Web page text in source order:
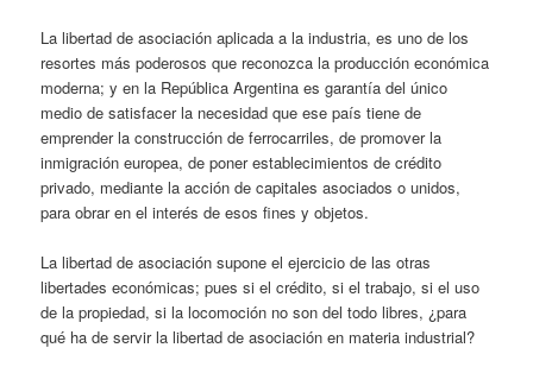
La libertad de asociación aplicada a la industria, es uno de los
resortes más poderosos que reconozca la producción económica
moderna; y en la República Argentina es garantía del único
medio de satisfacer la necesidad que ese país tiene de
emprender la construcción de ferrocarriles, de promover la
inmigración europea, de poner establecimientos de crédito
privado, mediante la acción de capitales asociados o unidos,
para obrar en el interés de esos fines y objetos.
La libertad de asociación supone el ejercicio de las otras
libertades económicas; pues si el crédito, si el trabajo, si el uso
de la propiedad, si la locomoción no son del todo libres, ¿para
qué ha de servir la libertad de asociación en materia industrial?